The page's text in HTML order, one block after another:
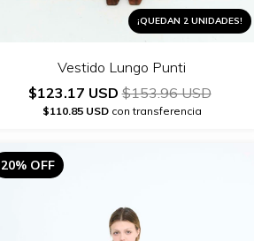
¡QUEDAN 2 UNIDADES!
Vestido Lungo Punti
$123.17 USD$153.96 USD
$110.85 USDcon transferencia
20% OFF